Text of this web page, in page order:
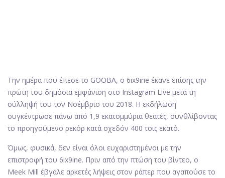
Την ημέρα που έπεσε το GOOBA, ο 6ix9ine έκανε επίσης την
πρώτη του δημόσια εμφάνιση στο Instagram Live μετά τη
σύλληψή του τον Νοέμβριο του 2018. Η εκδήλωση
συγκέντρωσε πάνω από 1,9 εκατομμύρια θεατές, συνθλίβοντας
το προηγούμενο ρεκόρ κατά σχεδόν 400 τοις εκατό.
Όμως, φυσικά, δεν είναι όλοι ευχαριστημένοι με την
επιστροφή του 6ix9ine. Πριν από την πτώση του βίντεο, ο
Meek Mill έβγαλε αρκετές λήψεις στον ράπερ που αγαπούσε το